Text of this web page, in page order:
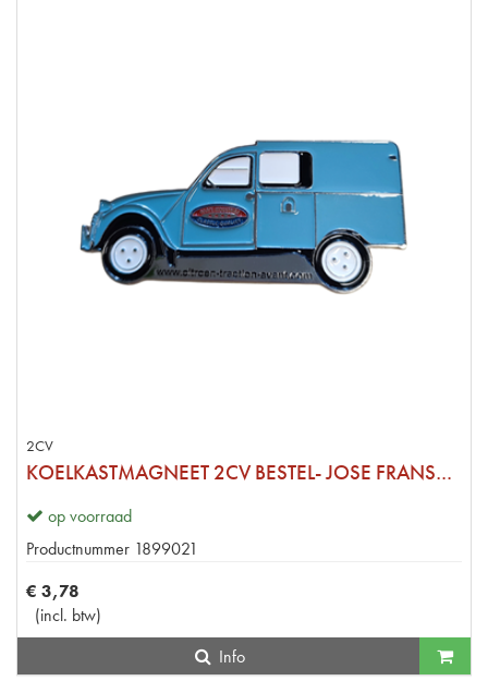
2CV
KOELKASTMAGNEET 2CV BESTEL- JOSE FRANSSEN
op voorraad
Productnummer 1899021
€ 3,78
(incl. btw)
Info